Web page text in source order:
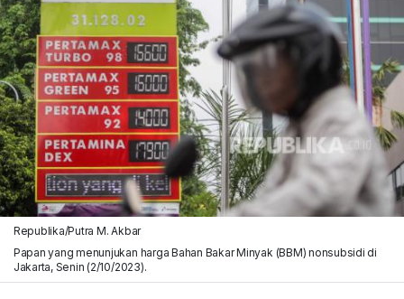
Republika/Putra M. Akbar
Papan yang menunjukan harga Bahan Bakar Minyak (BBM) nonsubsidi di
Jakarta, Senin (2/10/2023).